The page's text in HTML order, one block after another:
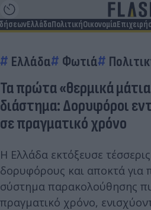
ΕλλάδαΠολιτικήΟικονομία
Ελλάδα Φωτιά
Τα πρώτα «θερμικά
διάστημα: Δορυφόροι
σε πραγματικό χρόνο
Η Ελλάδα εκτόξευσε
δορυφόρους και αποκτά για
σύστημα παρακολούθησης
πραγματικό χρόνο,